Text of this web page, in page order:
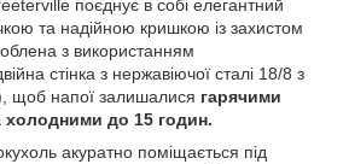
поєднує в собі елегантний
та надійною кришкою із захистом
з використанням
стінка з нержавіючої сталі 18/8 з
щоб напої залишалися гарячими
холодними до 15 годин.
акуратно поміщається під